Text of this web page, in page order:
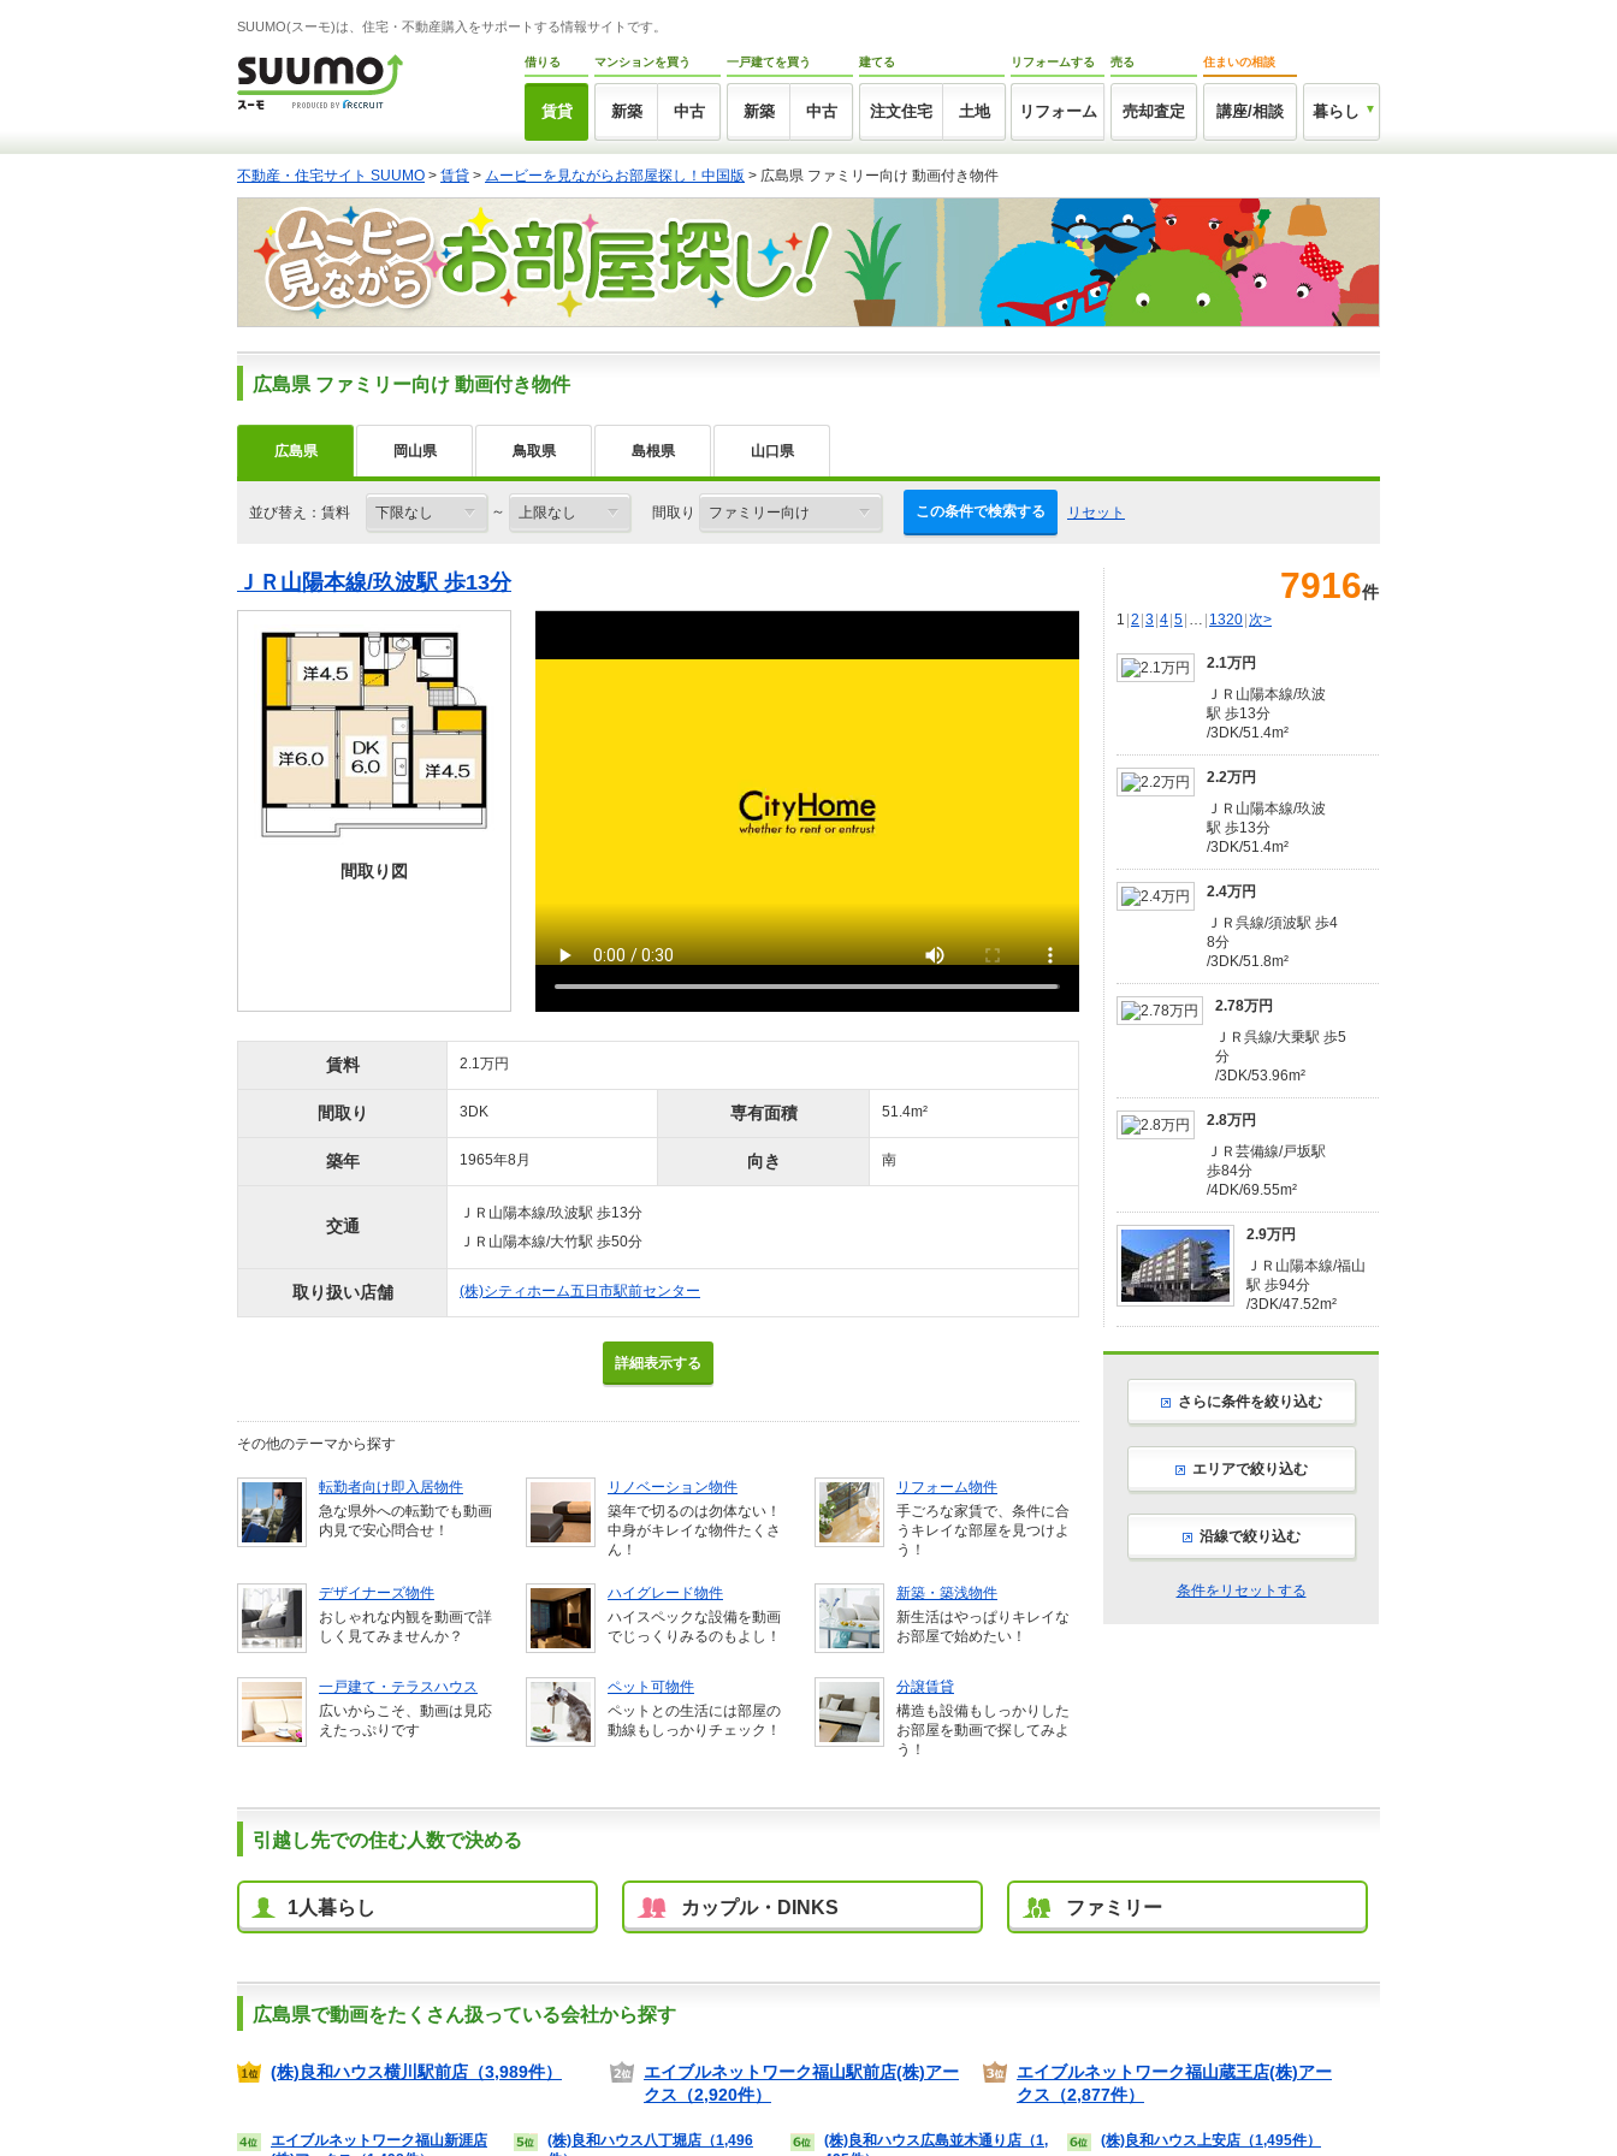
SUUMO(スーモ)は、住宅・不動産購入をサポートする情報サイトです。
借りる
賃貸
マンションを買う
新築 中古
一戸建てを買う
新築 中古
建てる
注文住宅 土地
リフォームする
リフォーム
売る
売却査定
住まいの相談
講座/相談 暮らし
不動産・住宅サイト SUUMO > 賃貸 > ムービーを見ながらお部屋探し！中国版 > 広島県 ファミリー向け 動画付き物件
広島県 ファミリー向け 動画付き物件
広島県 岡山県 鳥取県 島根県 山口県
並び替え：賃料 ～ 間取り この条件で検索する リセット
ＪＲ山陽本線/玖波駅 歩13分
間取り図
賃料 2.1万円
間取り 3DK 専有面積 51.4m²
築年 1965年8月 向き 南
交通
ＪＲ山陽本線/玖波駅 歩13分
ＪＲ山陽本線/大竹駅 歩50分
取り扱い店舗 (株)シティホーム五日市駅前センター
詳細表示する
その他のテーマから探す
転勤者向け即入居物件
急な県外への転勤でも動画
内見で安心問合せ！
リノベーション物件
築年で切るのは勿体ない！
中身がキレイな物件たくさ
ん！
リフォーム物件
手ごろな家賃で、条件に合
うキレイな部屋を見つけよ
う！
デザイナーズ物件
おしゃれな内観を動画で詳
しく見てみませんか？
ハイグレード物件
ハイスペックな設備を動画
でじっくりみるのもよし！
新築・築浅物件
新生活はやっぱりキレイな
お部屋で始めたい！
一戸建て・テラスハウス
広いからこそ、動画は見応
えたっぷりです
ペット可物件
ペットとの生活には部屋の
動線もしっかりチェック！
分譲賃貸
構造も設備もしっかりした
お部屋を動画で探してみよ
う！
7916件
1 2 3 4 5 … 1320 次>
2.1万円
ＪＲ山陽本線/玖波
駅 歩13分
/3DK/51.4m²
2.2万円
ＪＲ山陽本線/玖波
駅 歩13分
/3DK/51.4m²
2.4万円
ＪＲ呉線/須波駅 歩4
8分
/3DK/51.8m²
2.78万円
ＪＲ呉線/大乗駅 歩5
分
/3DK/53.96m²
2.8万円
ＪＲ芸備線/戸坂駅
歩84分
/4DK/69.55m²
2.9万円
ＪＲ山陽本線/福山
駅 歩94分
/3DK/47.52m²
さらに条件を絞り込む
エリアで絞り込む
沿線で絞り込む
条件をリセットする
引越し先での住む人数で決める
1人暮らし カップル・DINKS ファミリー
広島県で動画をたくさん扱っている会社から探す
(株)良和ハウス横川駅前店（3,989件）
エイブルネットワーク福山駅前店(株)アー
クス（2,920件）
エイブルネットワーク福山蔵王店(株)アー
クス（2,877件）
エイブルネットワーク福山新涯店
(株)良和ハウス八丁堀店（1,496
(株)良和ハウス広島並木通り店（1,
(株)良和ハウス上安店（1,495件）